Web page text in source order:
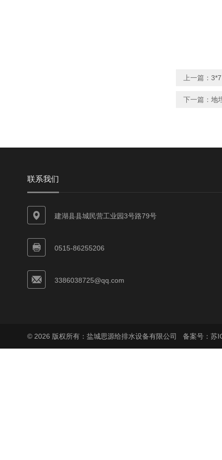
上一篇：
下一篇： 地
联系我们
建湖县县城民营工业园3号路79号
0515-86255206
3386038725@qq.com
© 2026 版权所有：盐城思源给排水设备有限公司 备案号：苏